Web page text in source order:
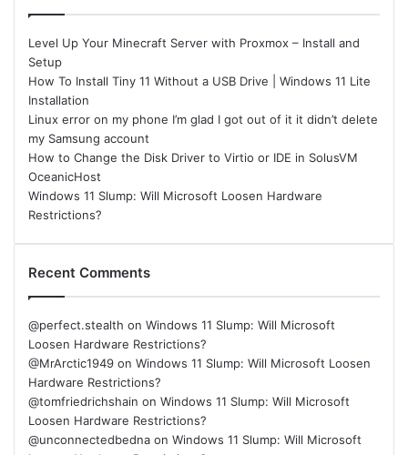
Level Up Your Minecraft Server with Proxmox – Install and
Setup
How To Install Tiny 11 Without a USB Drive | Windows 11 Lite
Installation
Linux error on my phone I’m glad I got out of it it didn’t delete
my Samsung account
How to Change the Disk Driver to Virtio or IDE in SolusVM
OceanicHost
Windows 11 Slump: Will Microsoft Loosen Hardware
Restrictions?
Recent Comments
@perfect.stealth on Windows 11 Slump: Will Microsoft
Loosen Hardware Restrictions?
@MrArctic1949 on Windows 11 Slump: Will Microsoft Loosen
Hardware Restrictions?
@tomfriedrichshain on Windows 11 Slump: Will Microsoft
Loosen Hardware Restrictions?
@unconnectedbedna on Windows 11 Slump: Will Microsoft